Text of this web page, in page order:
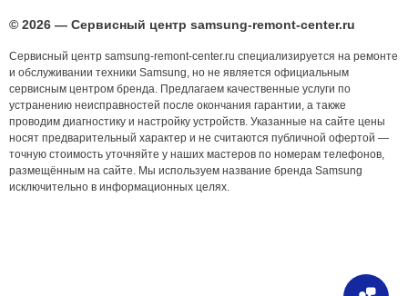
© 2026 — Сервисный центр samsung-remont-center.ru
Сервисный центр samsung-remont-center.ru специализируется на ремонте
и обслуживании техники Samsung, но не является официальным
сервисным центром бренда. Предлагаем качественные услуги по
устранению неисправностей после окончания гарантии, а также
проводим диагностику и настройку устройств. Указанные на сайте цены
носят предварительный характер и не считаются публичной офертой —
точную стоимость уточняйте у наших мастеров по номерам телефонов,
размещённым на сайте. Мы используем название бренда Samsung
исключительно в информационных целях.